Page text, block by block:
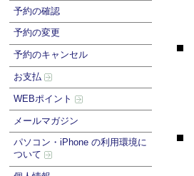
予約の確認
予約の変更
予約のキャンセル
お支払
WEBポイント
メールマガジン
パソコン・iPhone の利用環境に
ついて